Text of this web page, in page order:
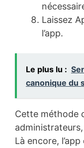
Laissez
l’app.
Le plus lu :
canonique du
Cette méthode
Là encore,